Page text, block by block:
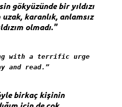
gökyüzünde bir yıldızı
uzak, karanlık, anlamsız
olmadı."
with a terrific urge
and read.”
birkaç kişinin